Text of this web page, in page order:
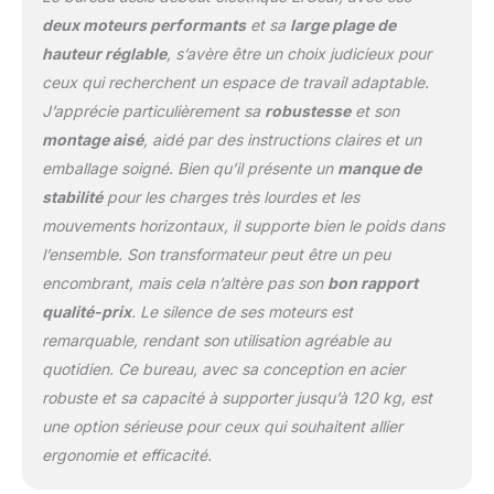
longueurs de 110 à 228
cm et des largeurs de 60
un poste de travail
parfaitement
personnalisé. Réglage
Intelligent avec Mémoire
assis debout se règle
facilement via une
télécommande
intelligente dotée de 4
câble de contrôle
prolongé offre une
installation flexible,
permettant d'ajuster
facilement les pieds
deux moteurs performantset sa large plage de
hauteur réglable, s’avère être un choix judicieux pour
ceux qui recherchent un espace de travail adaptable.
J’apprécie particulièrement sa robustesseet son
montage aisé, aidé par des instructions claires et un
emballage soigné. Bien qu’il présente un manque de
stabilitépour les charges très lourdes et les
mouvements horizontaux, il supporte bien le poids dans
l’ensemble. Son transformateur peut être un peu
encombrant, mais cela n’altère pas son bon rapport
qualité-prix. Le silence de ses moteurs est
remarquable, rendant son utilisation agréable au
quotidien. Ce bureau, avec sa conception en acier
robuste et sa capacité à supporter jusqu’à 120 kg, est
une option sérieuse pour ceux qui souhaitent allier
ergonomie et efficacité.